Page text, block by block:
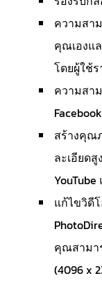
ความสา
คุณเองแ
โดยผู้ใช้
ความสา
สร้างคุณ
ละเอียด
แก้ไขวิดี
คุณสามา
(4096 x